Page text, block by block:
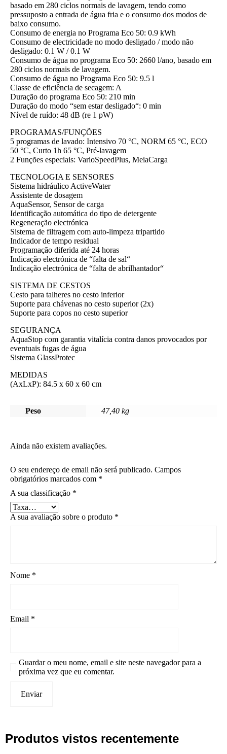
basado em 280 ciclos normais de lavagem, tendo como
pressuposto a entrada de água fria e o consumo dos modos de
baixo consumo.
Consumo de energia no Programa Eco 50: 0.9 kWh
Consumo de electricidade no modo desligado / modo não
desligado: 0.1 W / 0.1 W
Consumo de água no programa Eco 50: 2660 l/ano, basado em
280 ciclos normais de lavagem.
Consumo de água no Programa Eco 50: 9.5 l
Classe de eficiência de secagem: A
Duração do programa Eco 50: 210 min
Duração do modo “sem estar desligado“: 0 min
Nível de ruído: 48 dB (re 1 pW)
PROGRAMAS/FUNÇÕES
5 programas de lavado: Intensivo 70 °C, NORM 65 °C, ECO
50 °C, Curto 1h 65 °C, Pré-lavagem
2 Funções especiais: VarioSpeedPlus, MeiaCarga
TECNOLOGIA E SENSORES
Sistema hidráulico ActiveWater
Assistente de dosagem
AquaSensor, Sensor de carga
Identificação automática do tipo de detergente
Regeneração electrónica
Sistema de filtragem com auto-limpeza tripartido
Indicador de tempo residual
Programação diferida até 24 horas
Indicação electrónica de “falta de sal“
Indicação electrónica de “falta de abrilhantador“
SISTEMA DE CESTOS
Cesto para talheres no cesto inferior
Suporte para chávenas no cesto superior (2x)
Suporte para copos no cesto superior
SEGURANÇA
AquaStop com garantia vitalícia contra danos provocados por
eventuais fugas de água
Sistema GlassProtec
MEDIDAS
(AxLxP): 84.5 x 60 x 60 cm
Peso 47,40 kg
Ainda não existem avaliações.
O seu endereço de email não será publicado. Campos
obrigatórios marcados com *
A sua classificação *
A sua avaliação sobre o produto *
Nome *
Email *
Guardar o meu nome, email e site neste navegador para a
próxima vez que eu comentar.
Produtos vistos recentemente